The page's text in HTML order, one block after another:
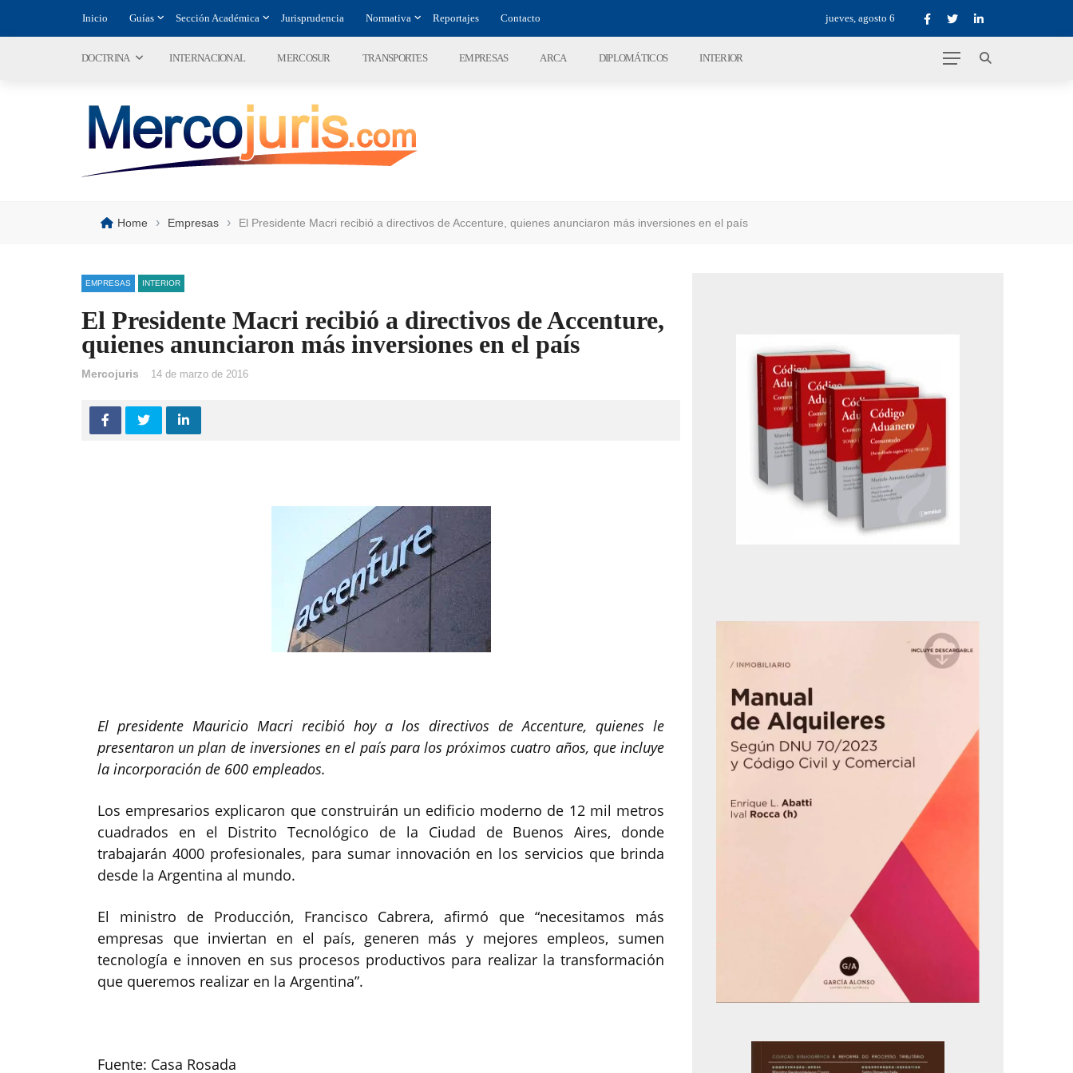
Inicio Guías Sección Académica Jurisprudencia Normativa Reportajes Contacto jueves, agosto 6
DOCTRINA INTERNACIONAL MERCOSUR TRANSPORTES EMPRESAS ARCA DIPLOMÁTICOS INTERIOR
Home › Empresas › El Presidente Macri recibió a directivos de Accenture, quienes anunciaron más inversiones en el país
EMPRESAS INTERIOR
El Presidente Macri recibió a directivos de Accenture,
quienes anunciaron más inversiones en el país
Mercojuris 14 de marzo de 2016
El presidente Mauricio Macri recibió hoy a los directivos de Accenture, quienes le
presentaron un plan de inversiones en el país para los próximos cuatro años, que incluye
la incorporación de 600 empleados.
Los empresarios explicaron que construirán un edificio moderno de 12 mil metros
cuadrados en el Distrito Tecnológico de la Ciudad de Buenos Aires, donde
trabajarán 4000 profesionales, para sumar innovación en los servicios que brinda
desde la Argentina al mundo.
El ministro de Producción, Francisco Cabrera, afirmó que “necesitamos más
empresas que inviertan en el país, generen más y mejores empleos, sumen
tecnología e innoven en sus procesos productivos para realizar la transformación
que queremos realizar en la Argentina”.
Fuente: Casa Rosada